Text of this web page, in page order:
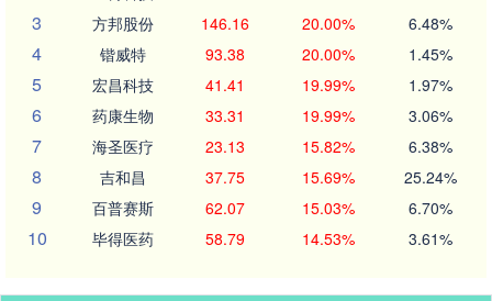
3 方邦股份 146.16 20.00% 6.48%
4 锴威特 93.38 20.00% 1.45%
5 宏昌科技 41.41 19.99% 1.97%
6 药康生物 33.31 19.99% 3.06%
7 海圣医疗 23.13 15.82% 6.38%
8 吉和昌 37.75 15.69% 25.24%
9 百普赛斯 62.07 15.03% 6.70%
10 毕得医药 58.79 14.53% 3.61%